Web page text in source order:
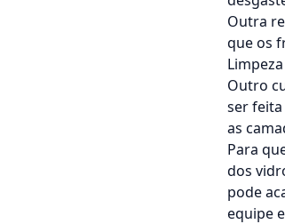
Outra
que os
Outro
ser
as
Para
dos
pode
equipe